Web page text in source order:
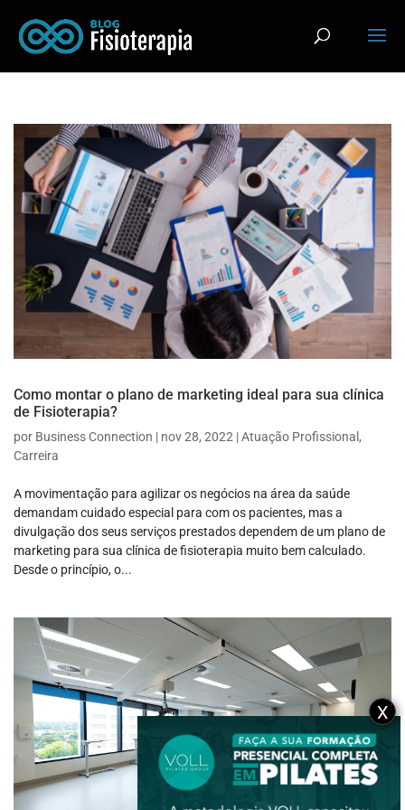
Como montar o plano de marketing ideal para sua clínica
de Fisioterapia?
por Business Connection | nov 28, 2022 |Atuação Profissional ,
Carreira
A movimentação para agilizar os negócios na área da saúde
demandam cuidado especial para com os pacientes, mas a
divulgação dos seus serviços prestados dependem de um plano de
marketing para sua clínica de fisioterapia muito bem calculado.
Desde o princípio, o...
X